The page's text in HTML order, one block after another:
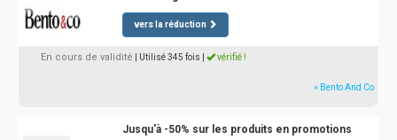
vers la réduction
En cours de validité | Utilisé 345 fois vérifié !
» Bento And Co
Jusqu'à -50% sur les produits en promotions